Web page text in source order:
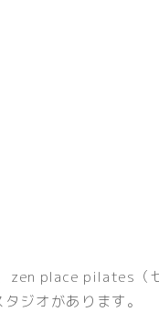
zen place pilates（
ジオがあります。